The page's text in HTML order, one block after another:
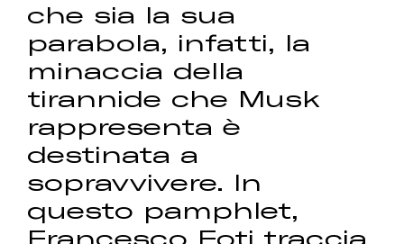
che sia la sua
parabola, infatti, la
minaccia della
tirannide che Musk
rappresenta è
destinata a
sopravvivere. In
questo pamphlet,
Francesco Foti traccia